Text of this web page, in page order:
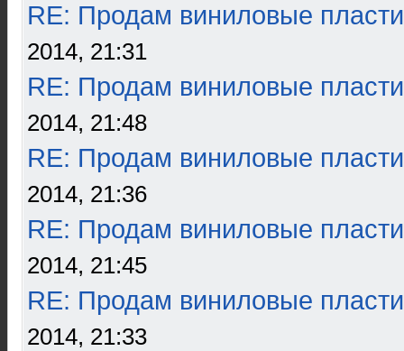
RE: Продам виниловые
2014, 21:31
RE: Продам виниловые
2014, 21:48
RE: Продам виниловые
2014, 21:36
RE: Продам виниловые
2014, 21:45
RE: Продам виниловые
2014, 21:33